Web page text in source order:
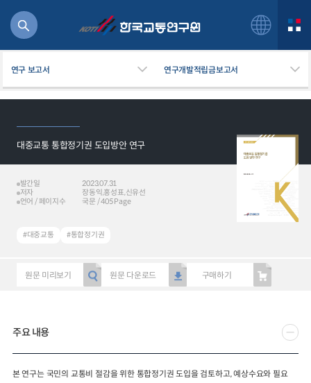
연구 보고서 연구개발적립금보고서
대중교통 통합정기권 도입방안 연구
발간일
2023.07.31
저자
장동익,홍성표,신유선
언어 / 페이지수
국문 / 405 Page
#대중교통 #통합정기권
원문 미리보기 원문 다운로드 구매하기
주요 내용
본 연구는 국민의 교통비 절감을 위한 통합정기권 도입을 검토하고,예상수요와 필요
2024년 국가교통조사 및 분석
요약보고서
전국여객OD 여객통행량
통행발생모형
2024 생활물류 서비스 보
소화물배송대행